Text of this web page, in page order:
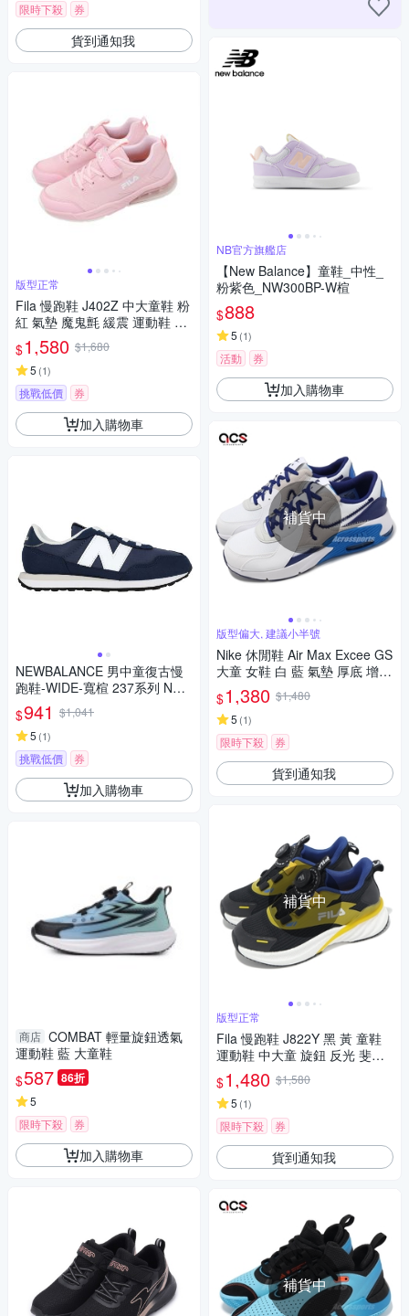
限時下殺 券
貨到通知我
版型正常
Fila 慢跑鞋 J402Z 中大童鞋 粉
紅 氣墊 魔鬼氈 緩震 運動鞋 3J
402Z559
$1,580 $1,680
5 (1)
挑戰低價 券
加入購物車
NEWBALANCE 男中童復古慢
跑鞋-WIDE-寬楦 237系列 NB P
H237HN 丈青白
$941 $1,041
5 (1)
挑戰低價 券
加入購物車
商店 COMBAT 輕量旋鈕透氣
運動鞋 藍 大童鞋
$587 86折
5
限時下殺
券
加入購物車
NB官方旗艦店
【New Balance】童鞋_中性_
粉紫色_NW300BP-W楦
$888
5 (1)
活動 券
加入購物車
補貨中
版型偏大, 建議小半號
Nike 休閒鞋 Air Max Excee GS
大童 女鞋 白 藍 氣墊 厚底 增高
運動鞋 FB3058-100
$1,380 $1,480
5 (1)
限時下殺 券
貨到通知我
補貨中
版型正常
Fila 慢跑鞋 J822Y 黑 黃 童鞋
運動鞋 中大童 旋鈕 反光 斐樂
3J822Y091
$1,480 $1,580
5 (1)
限時下殺 券
貨到通知我
補貨中